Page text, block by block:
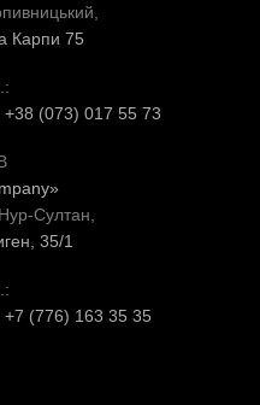
Карпи 75
(073) 017 55 73
Султан,
35/1
(776) 163 35 35